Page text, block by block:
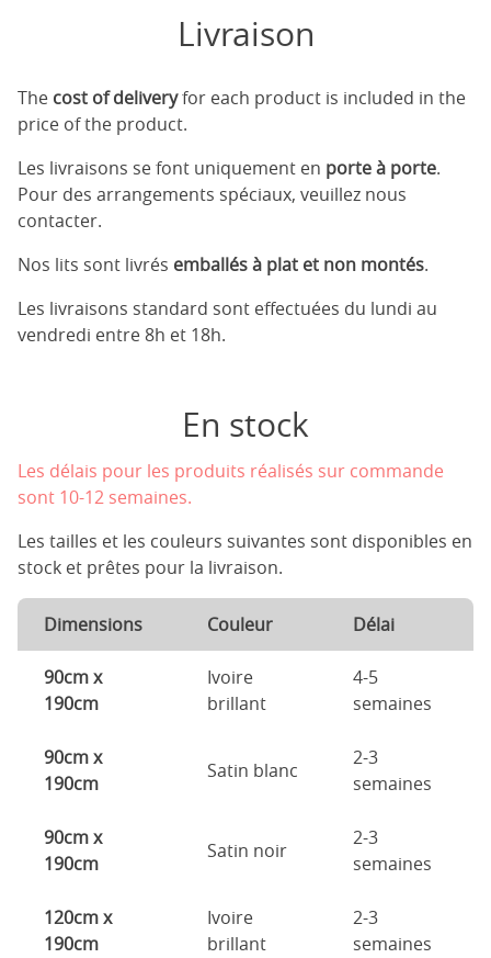
Livraison
The cost of deliveryfor each product is included in the
price of the product.
Les livraisons se font uniquement en porte à porte.
Pour des arrangements spéciaux, veuillez nous
contacter.
Nos lits sont livrés emballés à plat et non montés.
Les livraisons standard sont effectuées du lundi au
vendredi entre 8h et 18h.
En stock
Les délais pour les produits réalisés sur commande
sont 10-12 semaines.
Les tailles et les couleurs suivantes sont disponibles en
stock et prêtes pour la livraison.
Dimensions Couleur Délai
90cm x
190cm
Ivoire
brillant
4-5
semaines
90cm x
190cm
Satin blanc
2-3
semaines
90cm x
190cm
Satin noir
2-3
semaines
120cm x
190cm
Ivoire
brillant
2-3
semaines